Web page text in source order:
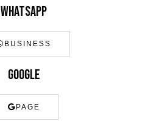
Whatsapp
BUSINESS
Google
PAGE